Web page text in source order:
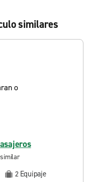
similares
2 Equipaje